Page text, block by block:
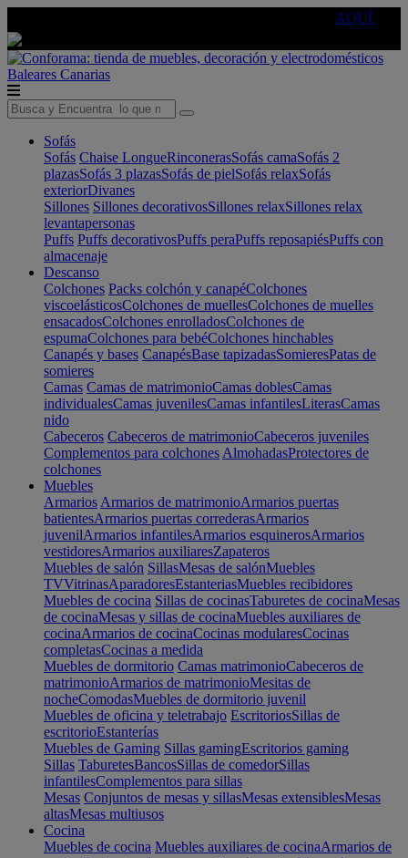
AQUÍ
Baleares Canarias
Sofás
Sofás Chaise LongueRinconerasSofás camaSofás 2
plazasSofás 3 plazasSofás de pielSofás relaxSofás
exteriorDivanes
Sillones Sillones decorativosSillones relaxSillones relax
levantapersonas
Puffs Puffs decorativosPuffs peraPuffs reposapiésPuffs con
almacenaje
Descanso
Colchones Packs colchón y canapéColchones
viscoelásticosColchones de muellesColchones de muelles
ensacadosColchones enrolladosColchones de
espumaColchones para bebéColchones hinchables
Canapés y bases CanapésBase tapizadasSomieresPatas de
somieres
Camas Camas de matrimonioCamas doblesCamas
individualesCamas juvenilesCamas infantilesLiterasCamas
nido
Cabeceros Cabeceros de matrimonioCabeceros juveniles
Complementos para colchones AlmohadasProtectores de
colchones
Muebles
Armarios Armarios de matrimonioArmarios puertas
batientesArmarios puertas correderasArmarios
juvenilArmarios infantilesArmarios esquinerosArmarios
vestidoresArmarios auxiliaresZapateros
Muebles de salón SillasMesas de salónMuebles
TVVitrinasAparadoresEstanteriasMuebles recibidores
Muebles de cocina Sillas de cocinasTaburetes de cocinaMesas
de cocinaMesas y sillas de cocinaMuebles auxiliares de
cocinaArmarios de cocinaCocinas modularesCocinas
completasCocinas a medida
Muebles de dormitorio Camas matrimonioCabeceros de
matrimonioArmarios de matrimonioMesitas de
nocheComodasMuebles de dormitorio juvenil
Muebles de oficina y teletrabajo EscritoriosSillas de
escritorioEstanterías
Muebles de Gaming Sillas gamingEscritorios gaming
Sillas TaburetesBancosSillas de comedorSillas
infantilesComplementos para sillas
Mesas Conjuntos de mesas y sillasMesas extensiblesMesas
altasMesas multiusos
Cocina
Muebles de cocina Muebles auxiliares de cocinaArmarios de